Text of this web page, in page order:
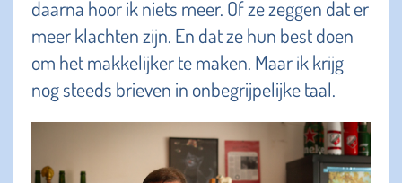
daarna hoor ik niets meer. Of ze zeggen dat er
meer klachten zijn. En dat ze hun best doen
om het makkelijker te maken. Maar ik krijg
nog steeds brieven in onbegrijpelijke taal.